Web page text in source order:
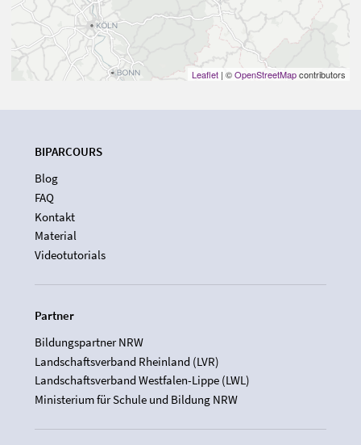
Leaflet | ©OpenStreetMapcontributors
BIPARCOURS
Blog
FAQ
Kontakt
Material
Videotutorials
Partner
Bildungspartner NRW
Landschaftsverband Rheinland (LVR)
Landschaftsverband Westfalen-Lippe (LWL)
Ministerium für Schule und Bildung NRW